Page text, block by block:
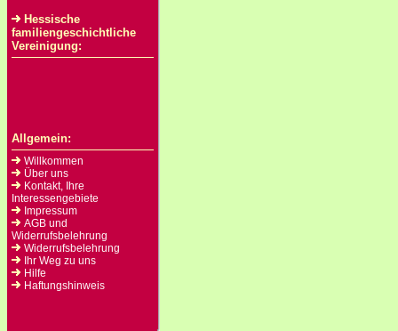
Hessische
familiengeschichtliche
Vereinigung:
Allgemein:
Willkommen
Über uns
Kontakt, Ihre
Interessengebiete
Impressum
AGB und
Widerrufsbelehrung
Widerrufsbelehrung
Ihr Weg zu uns
Hilfe
Haftungshinweis